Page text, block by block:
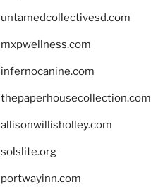
untamedcollectivesd.com
mxpwellness.com
infernocanine.com
thepaperhousecollection.com
allisonwillisholley.com
solslite.org
portwayinn.com